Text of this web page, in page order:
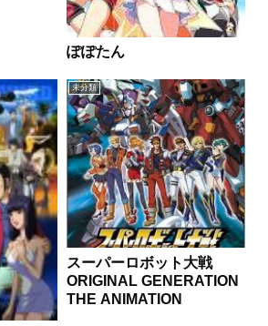
ぽぽたん
未分類
スーパーロボット大戦
ORIGINAL GENERATION
THE ANIMATION